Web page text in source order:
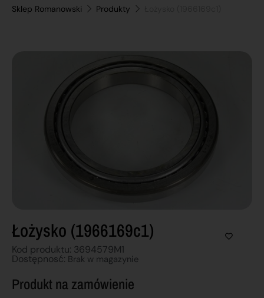
Sklep Romanowski Produkty
Łożysko (1966169c1)
Kod produktu: 3694579M1
Dostępnosć: Brak w magazynie
Produkt na zamówienie